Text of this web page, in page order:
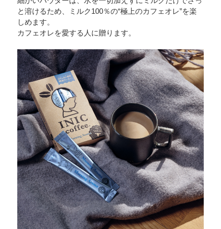
と溶けるため、ミルク100％の“極上のカフェオレ”を楽
しめます。
カフェオレを愛する人に贈ります。